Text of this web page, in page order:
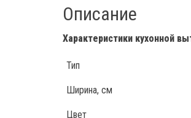
Описание
Характеристики кухонной
Тип
Ширина, см
Цвет